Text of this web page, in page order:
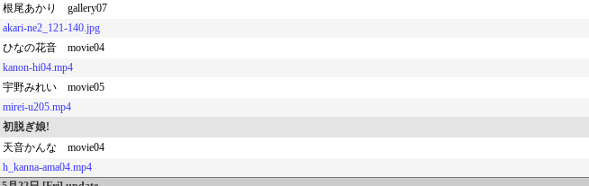
根尾あかり gallery07
akari-ne2_121-140.jpg
ひなの花音 movie04
kanon-hi04.mp4
宇野みれい movie05
mirei-u205.mp4
初脱ぎ娘!
天音かんな movie04
h_kanna-ama04.mp4